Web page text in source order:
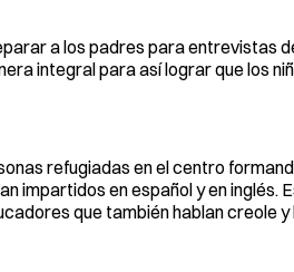
a los padres para entrevistas
integral para así lograr que los
refugiadas en el centro
impartidos en español y en inglés.
que también hablan creole y